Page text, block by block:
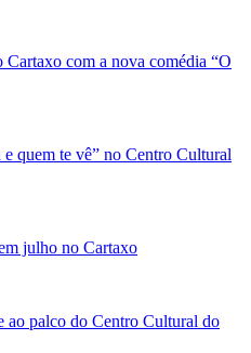
Cartaxo com a nova comédia “O
e quem te vê” no Centro Cultural
julho no Cartaxo
ao palco do Centro Cultural do